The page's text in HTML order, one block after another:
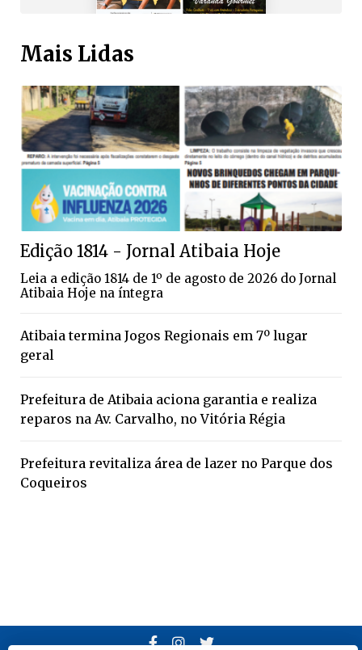
Mais Lidas
Edição 1814 - Jornal Atibaia Hoje
Leia a edição 1814 de 1º de agosto de 2026 do Jornal
Atibaia Hoje na íntegra
Atibaia termina Jogos Regionais em 7º lugar
geral
Prefeitura de Atibaia aciona garantia e realiza
reparos na Av. Carvalho, no Vitória Régia
Prefeitura revitaliza área de lazer no Parque dos
Coqueiros